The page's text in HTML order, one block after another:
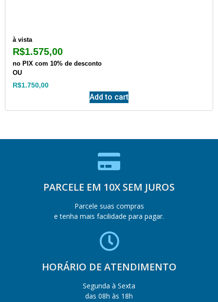
R$1.750,00
à vista
R$1.575,00
no PIX com 10% de desconto
OU
Add to cart
PARCELE EM 10X SEM JUROS
Parcele suas compras
e tenha mais facilidade para pagar.
HORÁRIO DE ATENDIMENTO
Segunda à Sexta
das 08h às 18h